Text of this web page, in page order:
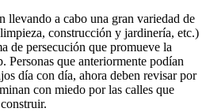
llevando a cabo una gran variedad de
construcción y jardinería, etc.)
de persecución que promueve la
Personas que anteriormente podían
día con día, ahora deben revisar por
con miedo por las calles que